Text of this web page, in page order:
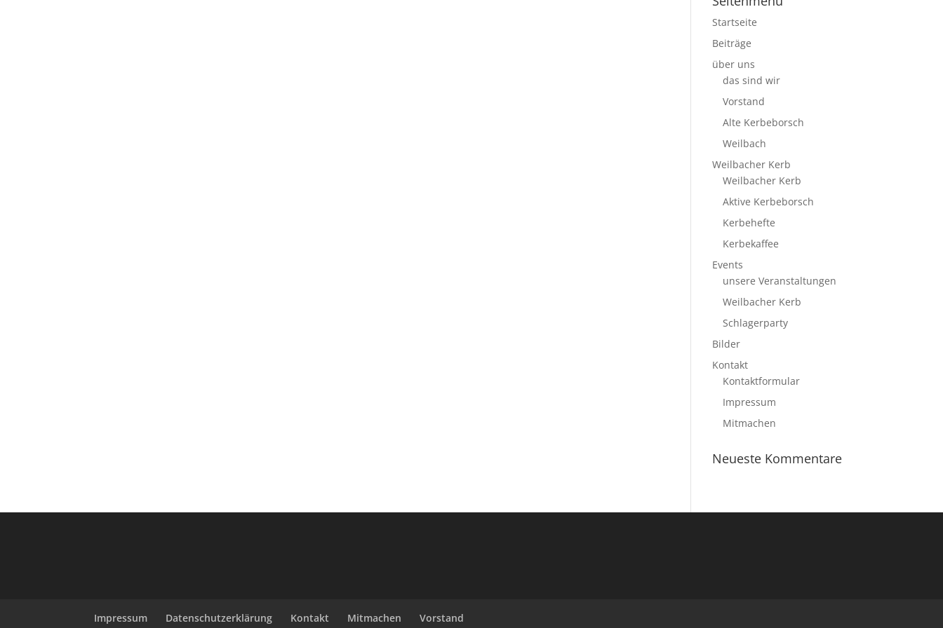
Startseite
Beiträge
über uns
das sind wir
Vorstand
Alte Kerbeborsch
Weilbach
Weilbacher Kerb
Weilbacher Kerb
Aktive Kerbeborsch
Kerbehefte
Kerbekaffee
Events
unsere Veranstaltungen
Weilbacher Kerb
Schlagerparty
Bilder
Kontakt
Kontaktformular
Impressum
Mitmachen
Neueste Kommentare
Impressum Datenschutzerklärung Kontakt Mitmachen Vorstand